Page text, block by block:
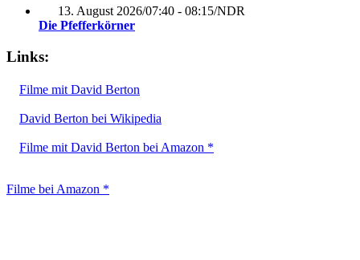
13. August 2026/07:40 - 08:15/NDR
Die Pfefferkörner
Links:
Filme mit David Berton
David Berton bei Wikipedia
Filme mit David Berton bei Amazon *
Filme bei Amazon *